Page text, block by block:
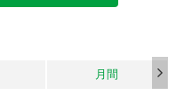
月間